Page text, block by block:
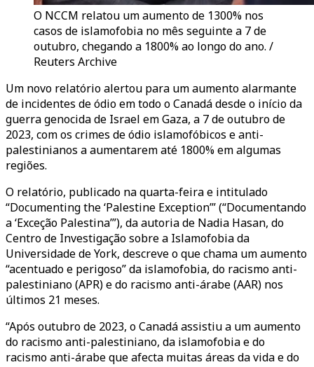
O NCCM relatou um aumento de 1300% nos
casos de islamofobia no mês seguinte a 7 de
outubro, chegando a 1800% ao longo do ano. /
Reuters Archive
Um novo relatório alertou para um aumento alarmante
de incidentes de ódio em todo o Canadá desde o início da
guerra genocida de Israel em Gaza, a 7 de outubro de
2023, com os crimes de ódio islamofóbicos e anti-
palestinianos a aumentarem até 1800% em algumas
regiões.
O relatório, publicado na quarta-feira e intitulado
“Documenting the ‘Palestine Exception’” (“Documentando
a ‘Exceção Palestina’”), da autoria de Nadia Hasan, do
Centro de Investigação sobre a Islamofobia da
Universidade de York, descreve o que chama um aumento
“acentuado e perigoso” da islamofobia, do racismo anti-
palestiniano (APR) e do racismo anti-árabe (AAR) nos
últimos 21 meses.
“Após outubro de 2023, o Canadá assistiu a um aumento
do racismo anti-palestiniano, da islamofobia e do
racismo anti-árabe que afecta muitas áreas da vida e do